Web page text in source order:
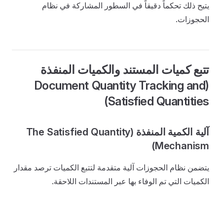
يتيح ذلك تحكماً دقيقاً في السطور المشاركة في نظام
الحجوزات.
تتبع كميات المستند والكميات المنفذة
(Document Quantity Tracking and
Satisfied Quantities)
آلية الكمية المنفذة (The Satisfied Quantity
Mechanism)
يتضمن نظام الحجوزات آلية متقدمة لتتبع الكميات ترصد مقدار
الكميات التي تم الوفاء بها عبر المستندات اللاحقة.